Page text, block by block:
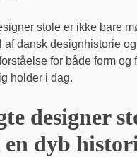
stole er ikke bare
af dansk designhistorie
for både form og
holder i dag.
designer
en dyb